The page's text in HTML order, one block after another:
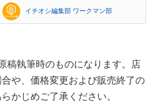
イチオシ編集部 ワークマン部
稿執筆時のものになります。店
や、価格変更および販売終了の
かじめご了承ください。